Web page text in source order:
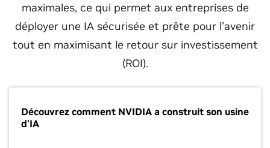
maximales, ce qui permet aux entreprises de
déployer une IA sécurisée et prête pour l'avenir
tout en maximisant le retour sur investissement
(ROI).
Découvrez comment NVIDIA a construit son usine
d'IA